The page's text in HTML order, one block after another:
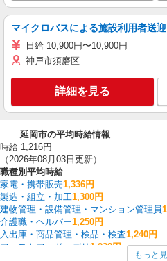
マイクロバスによる施設利用者送
日給 10,900円〜10,900円
神戸市須磨区
詳細を見る
延岡市の平均時給情報
時給 1,216円
（2026年08月03日更新）
職種別平均時給
家電・携帯販売1,336円
製造・組立・加工1,300円
建物管理・設備管理・マンション管理員
介護職・ヘルパー1,250円
入出庫・商品管理・検品・検査1,240円
ファストフード・デリ 1,238円
もっと